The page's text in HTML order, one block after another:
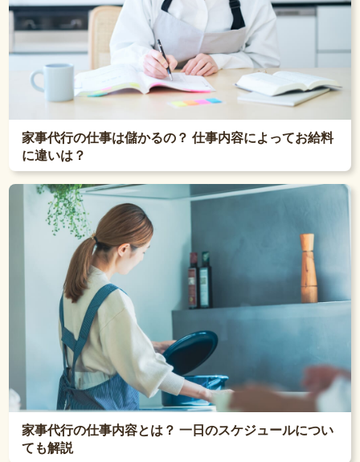
家事代行の仕事は儲かるの？ 仕事内容によってお給料
に違いは？
家事代行の仕事内容とは？ 一日のスケジュールについ
ても解説